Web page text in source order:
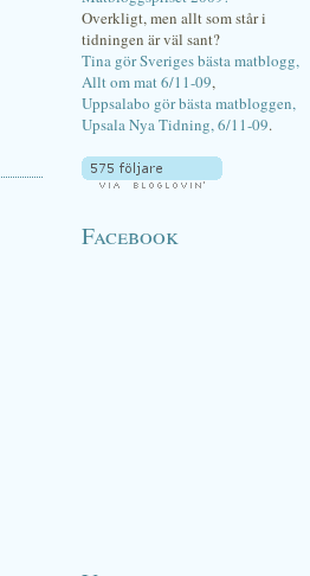
Overkligt, men allt som står i
tidningen är väl sant?
Tina gör Sveriges bästa matblogg,
Allt om mat 6/11-09,
Uppsalabo gör bästa matbloggen,
Upsala Nya Tidning, 6/11-09.
Facebook